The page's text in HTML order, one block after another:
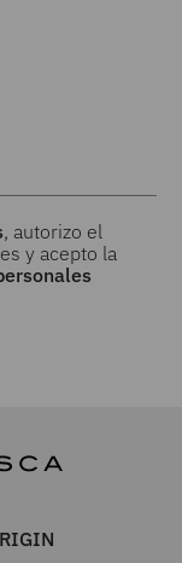
, autorizo el
y acepto la